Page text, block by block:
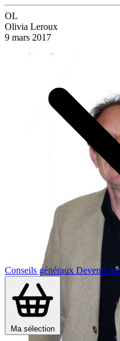
Conseils générauxDevenir
Ma sélection
OL
Olivia Leroux
9 mars 2017